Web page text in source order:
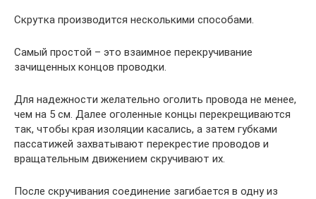
Скрутка производится несколькими способами.
Самый простой – это взаимное перекручивание
зачищенных концов проводки.
Для надежности желательно оголить провода не менее,
чем на 5 см. Далее оголенные концы перекрещиваются
так, чтобы края изоляции касались, а затем губками
пассатижей захватывают перекрестие проводов и
вращательным движением скручивают их.
После скручивания соединение загибается в одну из